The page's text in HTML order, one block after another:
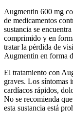
Augmentin 600 mg
de medicamentos
sustancia se
comprimido y en
tratar la pérdida de
Augmentin en forma
El tratamiento con
graves. Los síntomas
cardíacos rápidos,
No se recomienda
esta sustancia está